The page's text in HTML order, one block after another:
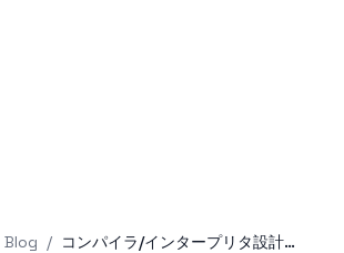
Blog / コンパイラ/インタープリタ設計完全攻略: パーサからLLVM、AIコンパイラ(TVM/XLA)まで